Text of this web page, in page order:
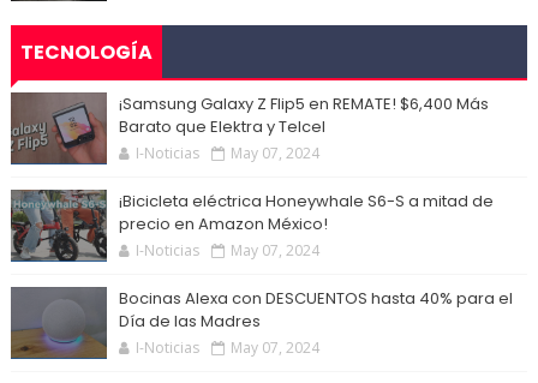
TECNOLOGÍA
¡Samsung Galaxy Z Flip5 en REMATE! $6,400 Más
Barato que Elektra y Telcel
I-Noticias May 07, 2024
¡Bicicleta eléctrica Honeywhale S6-S a mitad de
precio en Amazon México!
I-Noticias May 07, 2024
Bocinas Alexa con DESCUENTOS hasta 40% para el
Día de las Madres
I-Noticias May 07, 2024